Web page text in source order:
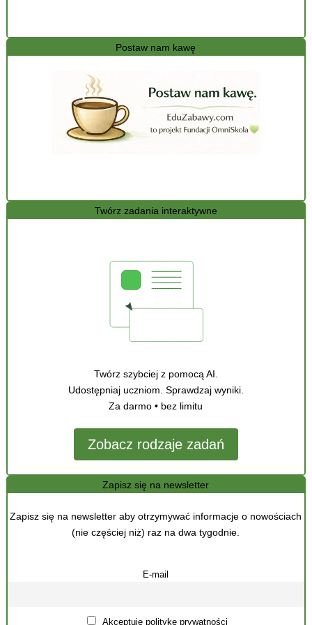
Postaw nam kawę
Twórz zadania interaktywne
Twórz szybciej z pomocą AI.
Udostępniaj uczniom. Sprawdzaj wyniki.
Za darmo • bez limitu
Zobacz rodzaje zadań
Zapisz się na newsletter
Zapisz się na newsletter aby otrzymywać informacje o nowościach
(nie częściej niż) raz na dwa tygodnie.
E-mail
Akceptuję politykę prywatności